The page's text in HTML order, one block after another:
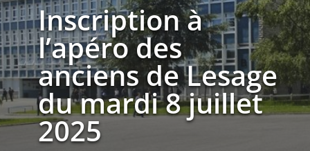
Inscription à
l’apéro des
anciens de Lesage
du mardi 8 juillet
2025